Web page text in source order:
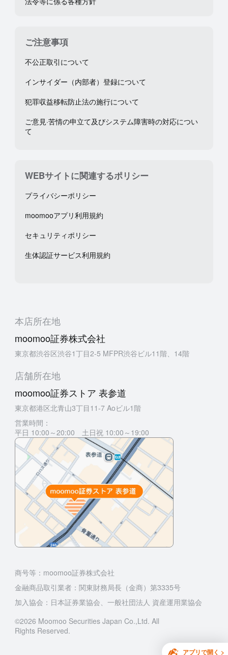
アプリで開く >
ご注意事項
不公正取引について
インサイダー（内部者）登録について
犯罪収益移転防止法の施行について
ご意見·苦情の申立て及びシステム障害時の対応につい
て
WEBサイトに関連するポリシー
プライバシーポリシー
moomooアプリ利用規約
セキュリティポリシー
生体認証サービス利用規約
本店所在地
moomoo証券株式会社
東京都渋谷区渋谷1丁目2-5 MFPR渋谷ビル11階、14階
店舗所在地
moomoo証券ストア 表参道
東京都港区北青山3丁目11-7 Aoビル1階
営業時間：
平日 10:00～20:00 土日祝 10:00～19:00
商号等：moomoo証券株式会社
金融商品取引業者：関東財務局長（金商）第3335号
加入協会：日本証券業協会、一般社団法人 資産運用業協会
©2026 Moomoo Securities Japan Co.,Ltd. All
Rights Reserved.